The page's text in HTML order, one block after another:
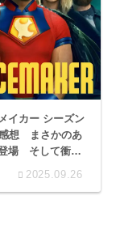
イカー シーズン
想 まさかのあ
場 そして衝撃
は突然トップギ
2025.09.26